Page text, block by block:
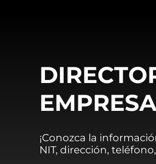
¡Conozca la
NIT, dirección,